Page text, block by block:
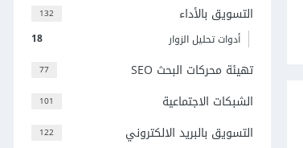
132 التسويق بالأداء
18 أدوات تحليل الزوار
77 تهيئة محركات البحث SEO
101 الشبكات الاجتماعية
122 التسويق بالبريد الالكتروني